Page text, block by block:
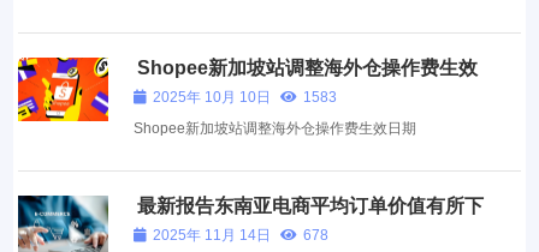
Shopee新加坡站调整海外仓操作费生效
日期2025年 10月 10日
1583
Shopee新加坡站调整海外仓操作费生效日期
最新报告东南亚电商平均订单价值有所下
降 2025年 11月 14日
678